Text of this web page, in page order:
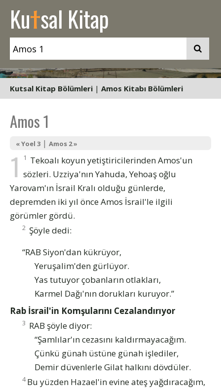
Kutsal Kitap
Kutsal Kitap Bölümleri | Amos Kitabı Bölümleri
Amos 1
« Yoel 3 | Amos 2 »
1 1 Tekoalı koyun yetiştiricilerinden Amos'un
sözleri. Uzziya'nın Yahuda, Yehoaş oğlu
Yarovam'ın İsrail Kralı olduğu günlerde,
depremden iki yıl önce Amos İsrail'le ilgili
görümler gördü.
2 Şöyle dedi:
“RAB Siyon'dan kükrüyor,
Yeruşalim'den gürlüyor.
Yas tutuyor çobanların otlakları,
Karmel Dağı'nın dorukları kuruyor.”
Rab İsrail'in Komşularını Cezalandırıyor
3 RAB şöyle diyor:
“Şamlılar'ın cezasını kaldırmayacağım.
Çünkü günah üstüne günah işlediler,
Demir düvenlerle Gilat halkını dövdüler.
4 Bu yüzden Hazael'in evine ateş yağdıracağım,